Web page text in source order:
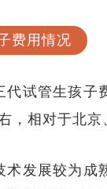
费用情况
代试管生孩
，相对于北
发展较为成